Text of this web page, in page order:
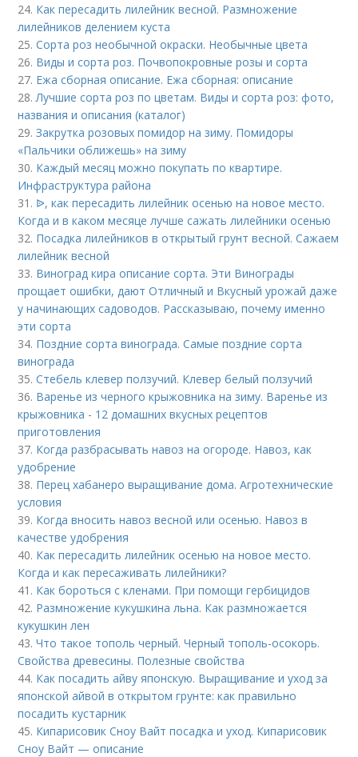
24. Как пересадить лилейник весной. Размножение
лилейников делением куста
25.Сорта роз необычной окраски. Необычные цвета
26. Виды и сорта роз. Почвопокровные розы и сорта
27. Ежа сборная описание. Ежа сборная: описание
28. Лучшие сорта роз по цветам. Виды и сорта роз: фото,
названия и описания (каталог)
29.Закрутка розовых помидор на зиму. Помидоры
«Пальчики оближешь» на зиму
30. Каждый месяц можно покупать по квартире.
Инфраструктура района
31. ᐉ, как пересадить лилейник осенью на новое место.
Когда и в каком месяце лучше сажать лилейники осенью
32. Посадка лилейников в открытый грунт весной. Сажаем
лилейник весной
33. Виноград кира описание сорта. Эти Винограды
прощает ошибки, дают Отличный и Вкусный урожай даже
у начинающих садоводов. Рассказываю, почему именно
эти сорта
34. Поздние сорта винограда. Самые поздние сорта
винограда
35.Стебель клевер ползучий. Клевер белый ползучий
36. Варенье из черного крыжовника на зиму. Варенье из
крыжовника - 12 домашних вкусных рецептов
приготовления
37. Когда разбрасывать навоз на огороде. Навоз, как
удобрение
38. Перец хабанеро выращивание дома. Агротехнические
условия
39. Когда вносить навоз весной или осенью. Навоз в
качестве удобрения
40. Как пересадить лилейник осенью на новое место.
Когда и как пересаживать лилейники?
41. Как бороться с кленами. При помощи гербицидов
42. Размножение кукушкина льна. Как размножается
кукушкин лен
43.Что такое тополь черный. Черный тополь-осокорь.
Свойства древесины. Полезные свойства
44. Как посадить айву японскую. Выращивание и уход за
японской айвой в открытом грунте: как правильно
посадить кустарник
45. Кипарисовик Сноу Вайт посадка и уход. Кипарисовик
Сноу Вайт — описание